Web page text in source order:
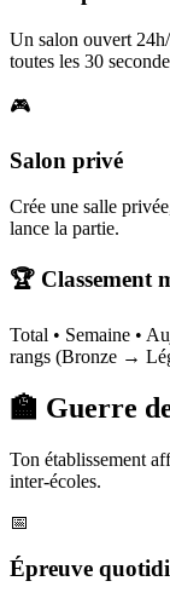
Un salon ouvert
toutes les 30
🎮
Salon privé
Crée une salle
lance la partie.
🏆 Classement
Total • Semaine •
rangs (Bronze →
🏫 Guerre
Ton établissement
inter-écoles.
📅
Épreuve